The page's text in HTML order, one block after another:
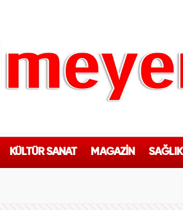
KÜLTÜR SANAT MAGAZİN SAĞLIK